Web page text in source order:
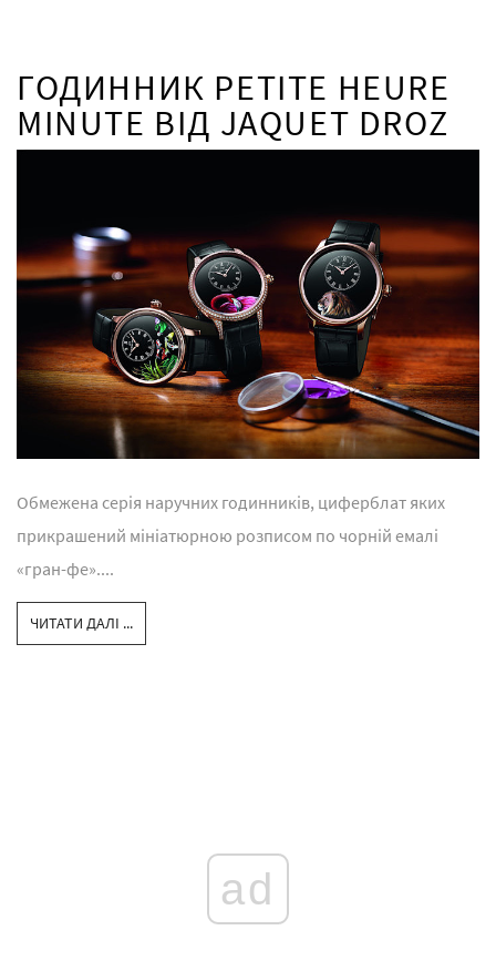
ГОДИННИК PETITE HEURE
MINUTE ВІД JAQUET DROZ
Обмежена серія наручних годинників, циферблат яких
прикрашений мініатюрною розписом по чорній емалі
«гран-фе»....
ЧИТАТИ ДАЛІ ...
ad